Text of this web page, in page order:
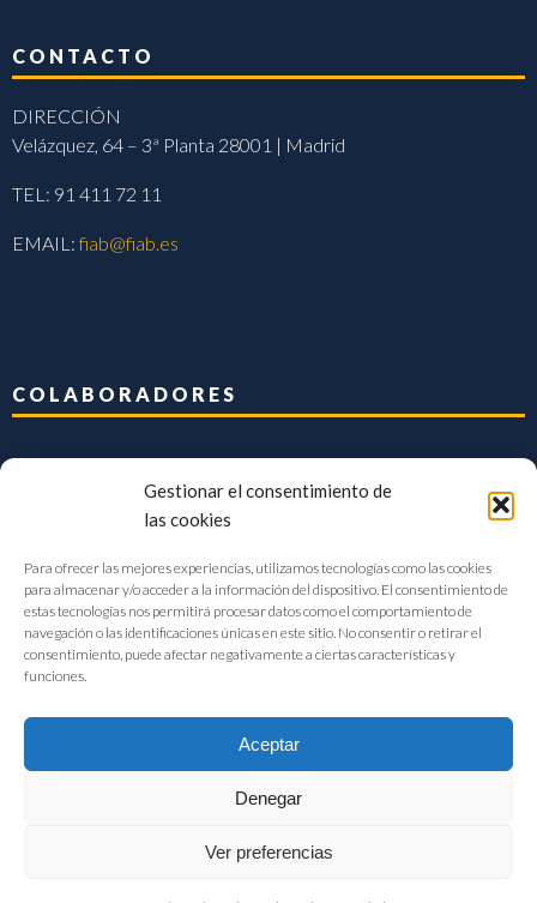
Gestionar el consentimiento de
las cookies
Para ofrecer las mejores experiencias, utilizamos tecnologías como las cookies
para almacenar y/o acceder a la información del dispositivo. El consentimiento de
estas tecnologías nos permitirá procesar datos como el comportamiento de
navegación o las identificaciones únicas en este sitio. No consentir o retirar el
consentimiento, puede afectar negativamente a ciertas características y
funciones.
Aceptar
Denegar
Ver preferencias
CONTACTO
DIRECCIÓN
Velázquez, 64 – 3ª Planta 28001 | Madrid
TEL: 91 411 72 11
EMAIL:fiab@fiab.es
COLABORADORES
FIAB Federación Española de Industrias de la Alimentación y Bebidas